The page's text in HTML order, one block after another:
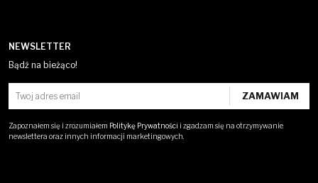
NEWSLETTER
Bądź na bieżąco!
Zapoznałem się i zrozumiałem Politykę Prywatności i zgadzam się na otrzymywanie
newslettera oraz innych informacji marketingowych.